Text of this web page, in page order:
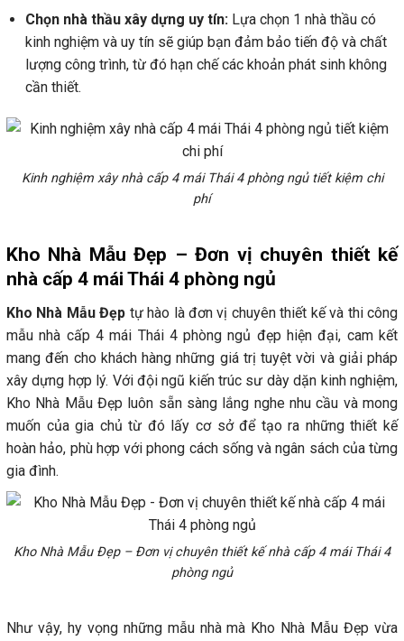
Chọn nhà thầu xây dựng uy tín:Lựa chọn 1 nhà thầu có
kinh nghiệm và uy tín sẽ giúp bạn đảm bảo tiến độ và chất
lượng công trình, từ đó hạn chế các khoản phát sinh không
cần thiết.
Kinh nghiệm xây nhà cấp 4 mái Thái 4 phòng ngủ tiết kiệm chi
phí
Kho Nhà Mẫu Đẹp – Đơn vị chuyên thiết kế
nhà cấp 4 mái Thái 4 phòng ngủ
Kho Nhà Mẫu Đẹp tự hào là đơn vị chuyên thiết kế và thi công
mẫu nhà cấp 4 mái Thái 4 phòng ngủ đẹp hiện đại, cam kết
mang đến cho khách hàng những giá trị tuyệt vời và giải pháp
xây dựng hợp lý. Với đội ngũ kiến trúc sư dày dặn kinh nghiệm,
Kho Nhà Mẫu Đẹp luôn sẵn sàng lắng nghe nhu cầu và mong
muốn của gia chủ từ đó lấy cơ sở để tạo ra những thiết kế
hoàn hảo, phù hợp với phong cách sống và ngân sách của từng
gia đình.
Kho Nhà Mẫu Đẹp – Đơn vị chuyên thiết kế nhà cấp 4 mái Thái 4
phòng ngủ
Như vậy, hy vọng những mẫu nhà mà Kho Nhà Mẫu Đẹp vừa